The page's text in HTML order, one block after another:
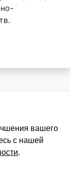
- органы
обмен
вашего
с нашей
.